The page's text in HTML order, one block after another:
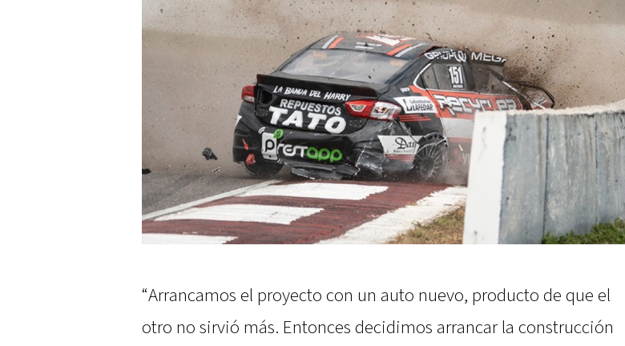
“Arrancamos el proyecto con un auto nuevo, producto de que el
otro no sirvió más. Entonces decidimos arrancar la construcción